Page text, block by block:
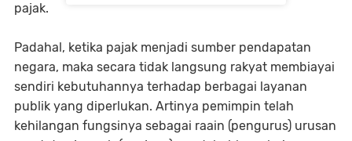
pajak.
Padahal, ketika pajak menjadi sumber pendapatan
negara, maka secara tidak langsung rakyat membiayai
sendiri kebutuhannya terhadap berbagai layanan
publik yang diperlukan. Artinya pemimpin telah
kehilangan fungsinya sebagai raain (pengurus) urusan